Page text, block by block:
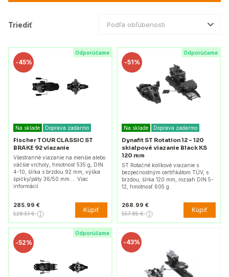
Triediť Podľa obľúbenosti
Odporúčame
-45%
Na sklade Doprava zadarmo
Fischer TOUR CLASSIC ST
BRAKE 92 viazanie
Všestranné viazanie na menšie alebo
väčšie vrcholy, hmotnosť 535 g, DIN
4-10, šírka s brzdou 92 mm, výška
špičky/päty 36/50 mm.... Viac
informácií
285.99 €
528.51 € Kúpiť
Odporúčame
-51%
Na sklade Doprava zadarmo
Dynafit ST Rotation 12 - 120
skialpové viazanie Black KS
120 mm
ST Rotačné kolíkové viazanie s
bezpečnostným certifikátom TÜV, s
brzdou, šírka 120 mm, rozsah DIN 5-
12, hmotnosť 605 g.
268.99 €
557.85 € Kúpiť
Odporúčame
-52% -43%